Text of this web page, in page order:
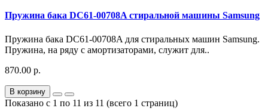
Пружина бака DC61-00708A стиральной машины Samsung
Пружина бака DC61-00708A для стиральных машин Samsung.
Пружина, на ряду с амортизаторами, служит для..
870.00 р.
В корзину
Показано с 1 по 11 из 11 (всего 1 страниц)